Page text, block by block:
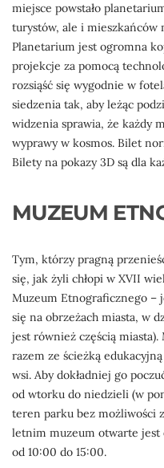
miejsce powstało
turystów, ale i mieszkańców
Planetarium jest ogromna
projekcje za pomocą
rozsiąść się wygodnie w
siedzenia tak, aby leżąc
widzenia sprawia, że każdy
wyprawy w kosmos. Bilet
Bilety na pokazy 3D są dla
MUZEUM
Tym, którzy pragną
się, jak żyli chłopi w XVII
Muzeum Etnograficznego –
się na obrzeżach miasta, w
jest również częścią miasta).
razem ze ścieżką
wsi. Aby dokładniej go
od wtorku do niedzieli (w
teren parku bez możliwości
letnim muzeum otwarte jest
od 10:00 do 15:00.